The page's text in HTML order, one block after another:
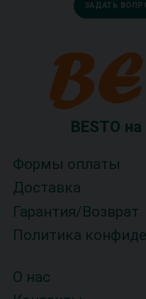
ЗАДАТЬ
BESTO
Формы оплаты
Доставка
Гарантия/Возврат
Политика
О нас